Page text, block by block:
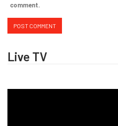
comment.
Live TV